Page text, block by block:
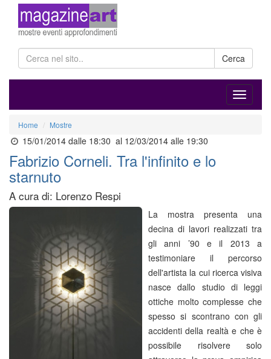
Cerca
Home Mostre
15/01/2014 dalle 18:30 al 12/03/2014 alle 19:30
Fabrizio Corneli. Tra l'infinito e lo
starnuto
A cura di: Lorenzo Respi
La mostra presenta una
decina di lavori realizzati tra
gli anni ’90 e il 2013 a
testimoniare il percorso
dell'artista la cui ricerca visiva
nasce dallo studio di leggi
ottiche molto complesse che
spesso si scontrano con gli
accidenti della realtà e che è
possibile risolvere solo